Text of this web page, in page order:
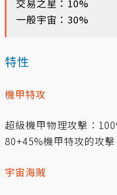
交易之星：10%
一般宇宙：30%
特性
機甲特攻
超級機甲物理攻擊：
80+45%機甲特攻的攻擊
宇宙海賊